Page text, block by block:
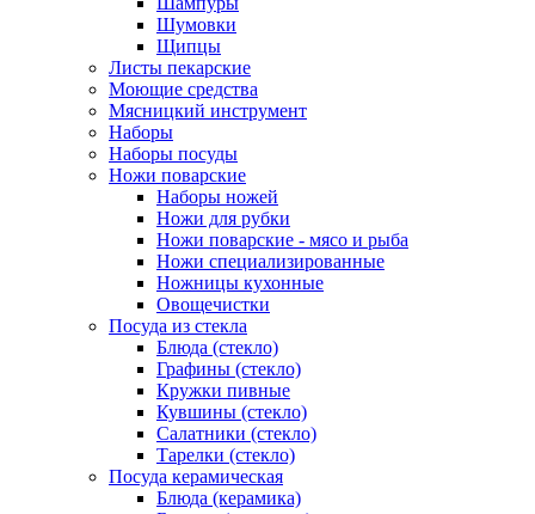
Шумовки
Щипцы
Листы пекарские
Моющие средства
Мясницкий инструмент
Наборы
Наборы посуды
Ножи поварские
Наборы ножей
Ножи для рубки
Ножи поварские - мясо и рыба
Ножи специализированные
Ножницы кухонные
Овощечистки
Посуда из стекла
Блюда (стекло)
Графины (стекло)
Кружки пивные
Кувшины (стекло)
Салатники (стекло)
Тарелки (стекло)
Посуда керамическая
Блюда (керамика)